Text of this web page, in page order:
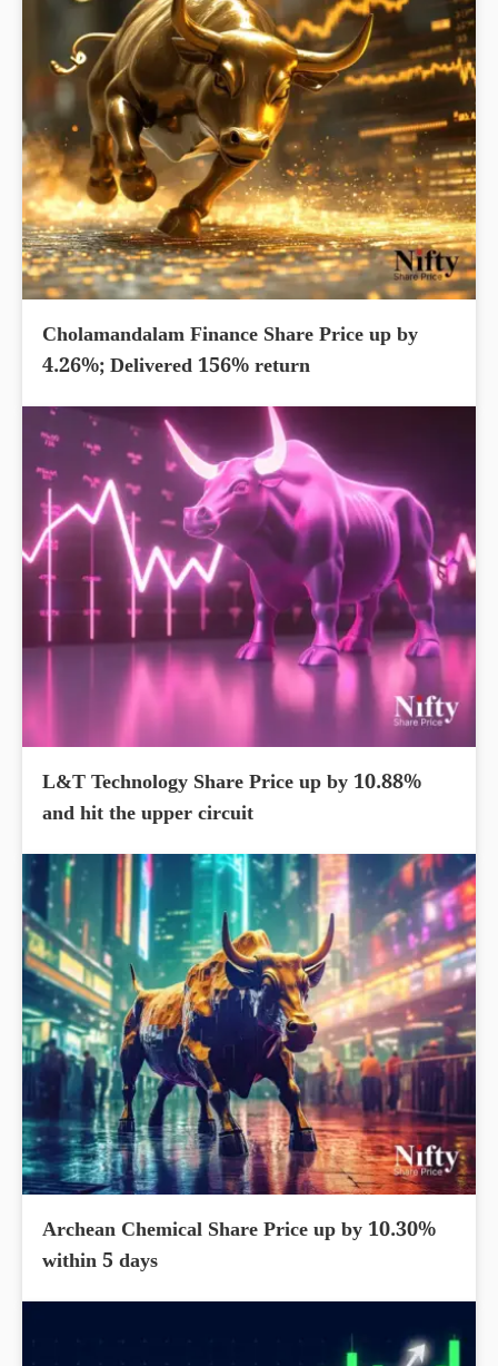
Cholamandalam Finance Share Price up by
4.26%; Delivered 156% return
L&T Technology Share Price up by 10.88%
and hit the upper circuit
Archean Chemical Share Price up by 10.30%
within 5 days